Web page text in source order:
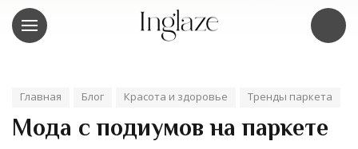
Главная Блог Красота и здоровье Тренды паркета
Мода с подиумов на паркете